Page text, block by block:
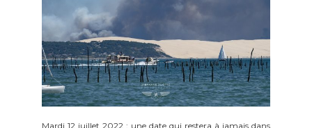
Mardi 12 juillet 2022 : une date qui restera à jamais dans